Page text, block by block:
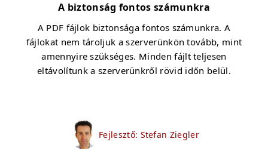
A biztonság fontos számunkra
A PDF fájlok biztonsága fontos számunkra. A
fájlokat nem tároljuk a szerverünkön tovább, mint
amennyire szükséges. Minden fájlt teljesen
eltávolítunk a szerverünkről rövid időn belül.
Fejlesztő: Stefan Ziegler